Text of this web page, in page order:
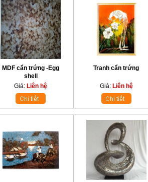
MDF cẩn trứng -Egg
shell
Giá: Liên hệ
Tranh cẩn trứng
Giá: Liên hệ